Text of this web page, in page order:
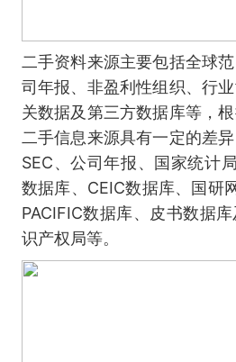
二手资料来源主要包括全球
司年报、非盈利性组织、行
关数据及第三方数据库等，
二手信息来源具有一定的差
SEC、公司年报、国家统计
数据库、CEIC数据库、国研
PACIFIC数据库、皮书数据
识产权局等。